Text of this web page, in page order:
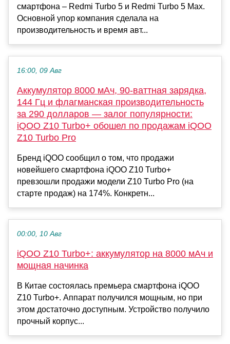
смартфона – Redmi Turbo 5 и Redmi Turbo 5 Max.
Основной упор компания сделала на
производительность и время авт...
16:00, 09 Авг
Аккумулятор 8000 мАч, 90-ваттная зарядка,
144 Гц и флагманская производительность
за 290 долларов — залог популярности:
iQOO Z10 Turbo+ обошел по продажам iQOO
Z10 Turbo Pro
Бренд iQOO сообщил о том, что продажи
новейшего смартфона iQOO Z10 Turbo+
превзошли продажи модели Z10 Turbo Pro (на
старте продаж) на 174%. Конкретн...
00:00, 10 Авг
iQOO Z10 Turbo+: аккумулятор на 8000 мАч и
мощная начинка
В Китае состоялась премьера смартфона iQOO
Z10 Turbo+. Аппарат получился мощным, но при
этом достаточно доступным. Устройство получило
прочный корпус...